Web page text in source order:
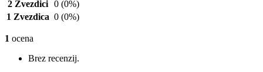
2 Zvezdici 0 (0%)
1 Zvezdica 0 (0%)
1 ocena
Brez recenzij.